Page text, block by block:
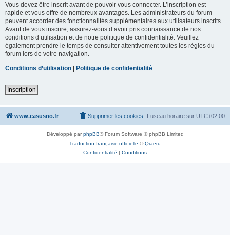
Vous devez être inscrit avant de pouvoir vous connecter. L’inscription est
rapide et vous offre de nombreux avantages. Les administrateurs du forum
peuvent accorder des fonctionnalités supplémentaires aux utilisateurs inscrits.
Avant de vous inscrire, assurez-vous d’avoir pris connaissance de nos
conditions d’utilisation et de notre politique de confidentialité. Veuillez
également prendre le temps de consulter attentivement toutes les règles du
forum lors de votre navigation.
Conditions d’utilisation | Politique de confidentialité
Inscription
www.casusno.fr Fuseau horaire sur UTC+02:00
Supprimer les cookies
Développé parphpBB® Forum Software © phpBB Limited
Traduction française officielle ©Qiaeru
Confidentialité | Conditions